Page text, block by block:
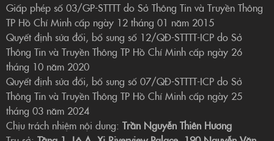
Giấp phép số 03/GP-STTTT do Sở Thông Tin và Truyền Thông
TP Hồ Chí Minh cấp ngày 12 tháng 01 năm 2015
Quyết định sửa đổi, bổ sung số 12/QĐ-STTTT-ICP do Sở
Thông Tin và Truyền Thông TP Hồ Chí Minh cấp ngày 26
tháng 10 năm 2020
Quyết định sửa đổi, bổ sung số 07/QĐ-STTTT-ICP do Sở
Thông Tin và Truyền Thông TP Hồ Chí Minh cấp ngày 25
tháng 03 năm 2024
Chịu trách nhiệm nội dung: Trần Nguyễn Thiên Hương